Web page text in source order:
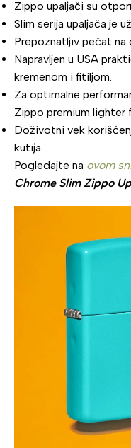
Zippo upaljači su
Slim serija upaljača je
Prepoznatljiv pečat na
Napravljen u USA
kremenom i fitiljom.
Za optimalne
Zippo premium lighter
Doživotni vek
kutija.
Pogledajte na ovom
Chrome Slim Zippo